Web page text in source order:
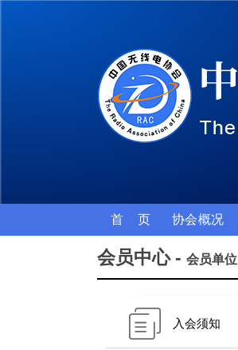
首 页 协会概况
会员中心 - 会员单位
入会须知